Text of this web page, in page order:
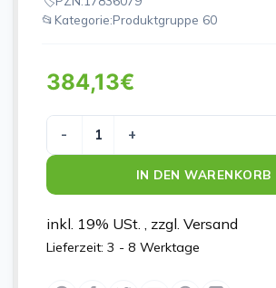
Kategorie:Produktgruppe 60
384,13€
MECO FOAM NADH 15X15CM Menge
IN DEN WARENKORB
inkl. 19% USt. , zzgl. Versand
Lieferzeit: 3 - 8 Werktage